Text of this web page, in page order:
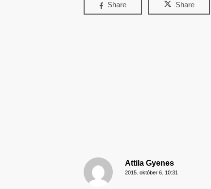
Share Share
Attila Gyenes
2015. október 6. 10:31